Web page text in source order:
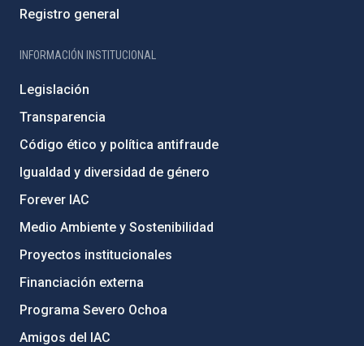
Registro general
INFORMACIÓN INSTITUCIONAL
Legislación
Transparencia
Código ético y política antifraude
Igualdad y diversidad de género
Forever IAC
Medio Ambiente y Sostenibilidad
Proyectos institucionales
Financiación externa
Programa Severo Ochoa
Amigos del IAC